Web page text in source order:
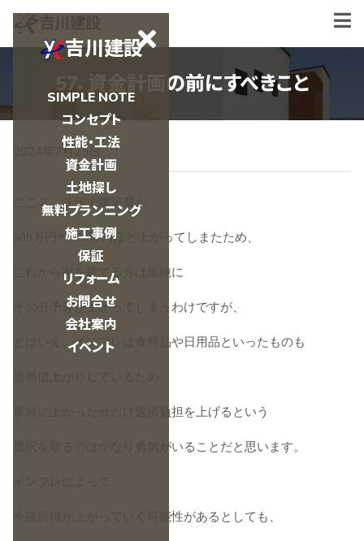
吉川建設
SIMPLE NOTE
コンセプト
性能・工法
資金計画
土地探し
無料プランニング
施工事例
保証
リフォーム
お問合せ
会社案内
イベント
57．資金計画の前にすべきこと
2024年7月25日
ここ２、３年で建築費が
500万円〜600万円ほど上がってしまたため、
これから家を建てる方は単純に
その分予算が上がってしまうわけですが、
とはいえ、インフレは食料品や日用品といったものも
単純に上がった分だけ返済負担を上げるという
選択を取るのはかなり勇気がいることだと思います。
今後所得が上がっていく可能性があるとしても、